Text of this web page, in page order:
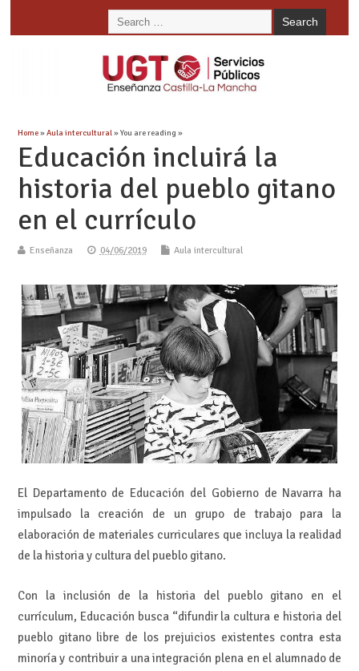
Home»Aula intercultural» You are reading »
Educación incluirá la
historia del pueblo gitano
en el currículo
Enseñanza 04/06/2019 Aula intercultural
El Departamento de Educación del Gobierno de Navarra ha
impulsado la creación de un grupo de trabajo para la
elaboración de materiales curriculares que incluya la realidad
de la historia y cultura del pueblo gitano.
Con la inclusión de la historia del pueblo gitano en el
currículum, Educación busca “difundir la cultura e historia del
pueblo gitano libre de los prejuicios existentes contra esta
minoría y contribuir a una integración plena en el alumnado de